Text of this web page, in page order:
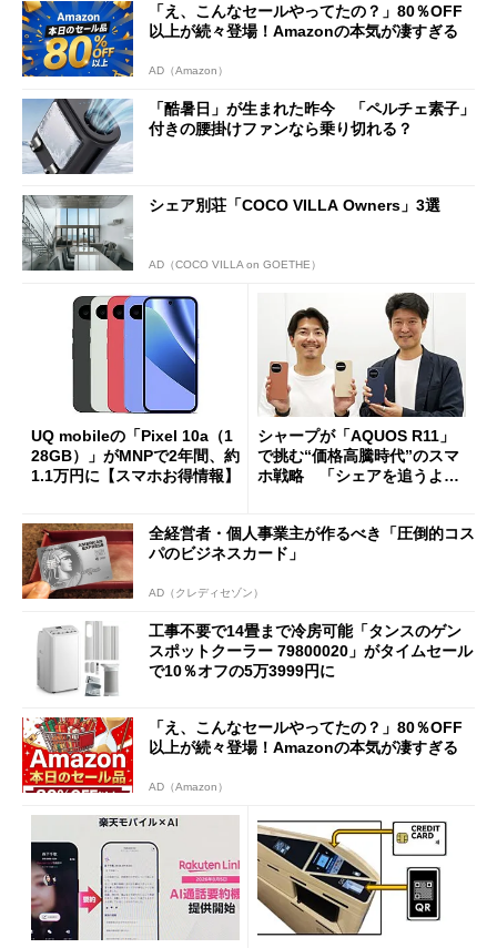
「え、こんなセールやってたの？」80％OFF
以上が続々登場！Amazonの本気が凄すぎる
AD（Amazon）
「酷暑日」が生まれた昨今 「ペルチェ素子」
付きの腰掛けファンなら乗り切れる？
シェア別荘「COCO VILLA Owners」3選
AD（COCO VILLA on GOETHE）
UQ mobileの「Pixel 10a（1
28GB）」がMNPで2年間、約
1.1万円に【スマホお得情報】
シャープが「AQUOS R11」
で挑む“価格高騰時代”のスマ
ホ戦略 「シェアを追うより
全経営者・個人事業主が作るべき「圧倒的コス
パのビジネスカード」
AD（クレディセゾン）
工事不要で14畳まで冷房可能「タンスのゲン
スポットクーラー 79800020」がタイムセール
で10％オフの5万3999円に
「え、こんなセールやってたの？」80％OFF
以上が続々登場！Amazonの本気が凄すぎる
AD（Amazon）